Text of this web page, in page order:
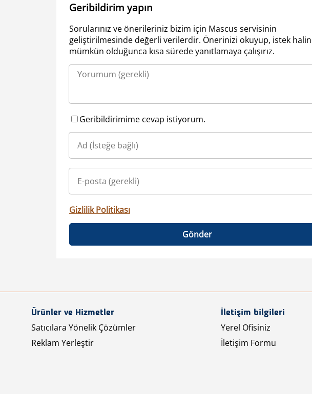
Geribildirim yapın
Sorularınız ve önerileriniz bizim için Mascus servisinin
geliştirilmesinde değerli verilerdir. Önerinizi okuyup, istek
mümkün olduğunca kısa sürede yanıtlamaya çalışırız.
Geribildirimime cevap istiyorum.
Gizlilik Politikası
Gönder
Ürünler ve Hizmetler
Satıcılara Yönelik Çözümler
Reklam Yerleştir
İletişim bilgileri
Yerel Ofisiniz
İletişim Formu